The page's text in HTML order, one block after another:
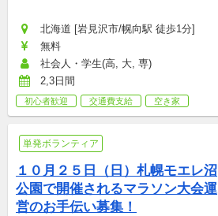
北海道 [岩見沢市/幌向駅 徒歩1分]
無料
社会人・学生(高, 大, 専)
2,3日間
初心者歓迎 交通費支給 空き家
単発ボランティア
１０月２５日（日）札幌モエレ沼
公園で開催されるマラソン大会運
営のお手伝い募集！